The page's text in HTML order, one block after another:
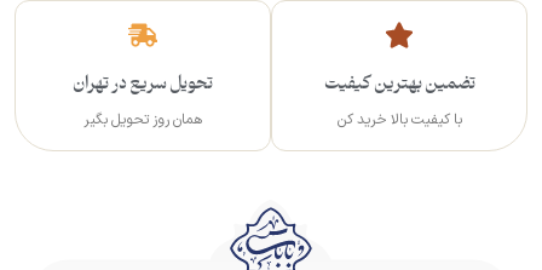
تضمین بهترین کیفیت
با کیفیت بالا خرید کن
تحویل سریع در تهران
همان روز تحویل بگیر